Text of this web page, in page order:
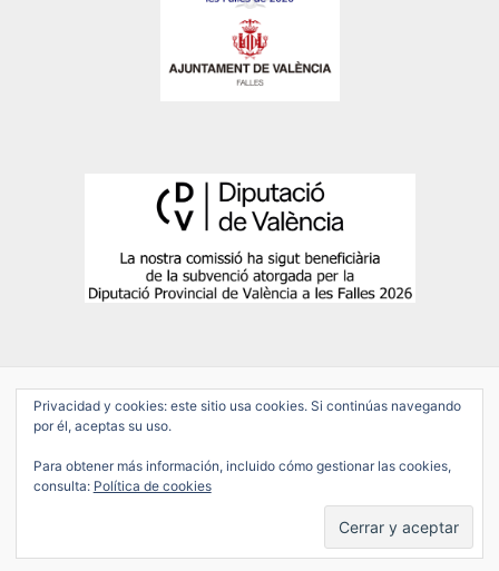
Copyright © 2026 Falla Salamanca-Conde de Altea
POLÍTICA DE PRIVACIDAD
Privacidad y cookies: este sitio usa cookies. Si continúas navegando
por él, aceptas su uso.
Para obtener más información, incluido cómo gestionar las cookies,
consulta: Política de cookies